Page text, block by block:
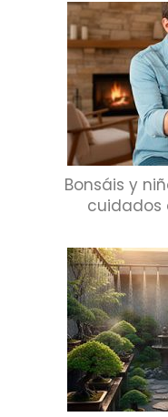
Bonsáis y
cuidados